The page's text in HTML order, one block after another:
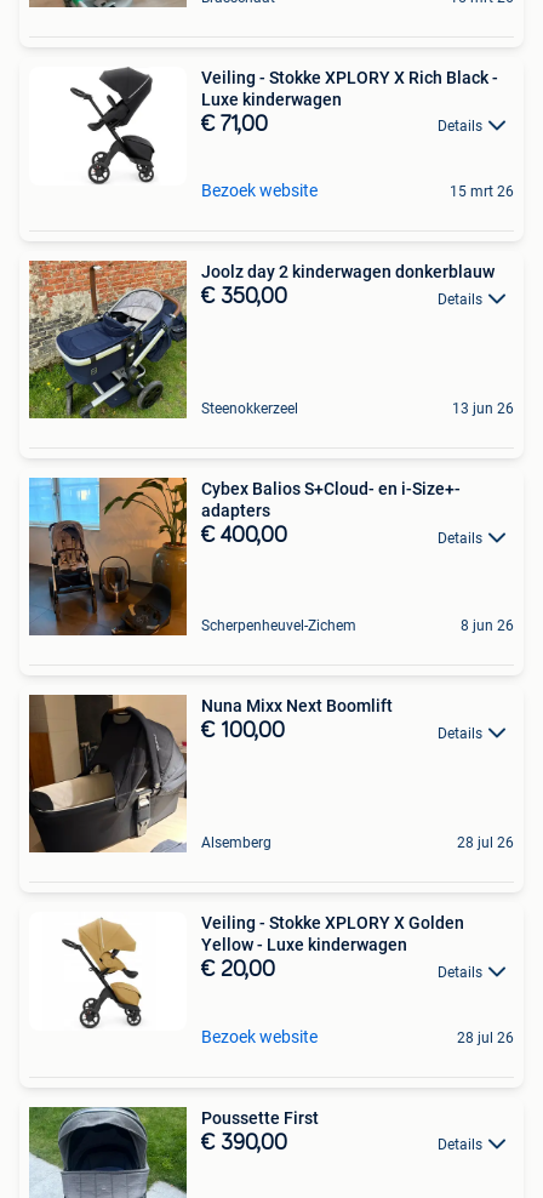
Veiling - Stokke XPLORY X Rich Black -
Luxe kinderwagen
€ 71,00 Details
Bezoek website 15 mrt 26
Joolz day 2 kinderwagen donkerblauw
€ 350,00 Details
Steenokkerzeel 13 jun 26
Cybex Balios S+Cloud- en i-Size+-
adapters
€ 400,00 Details
Scherpenheuvel-Zichem 8 jun 26
Nuna Mixx Next Boomlift
€ 100,00 Details
Alsemberg 28 jul 26
Veiling - Stokke XPLORY X Golden
Yellow - Luxe kinderwagen
€ 20,00 Details
Bezoek website 28 jul 26
Poussette First
€ 390,00 Details